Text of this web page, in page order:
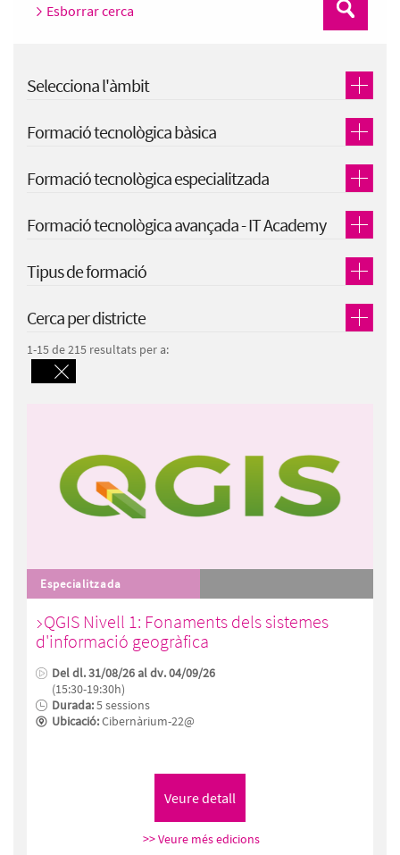
Cerca
Esborrar cerca
Selecciona l'àmbit
Formació tecnològica bàsica
Formació tecnològica especialitzada
Formació tecnològica avançada - IT Academy
Tipus de formació
Cerca per districte
1-15 de 215 resultats per a:
Especialitzada
QGIS Nivell 1: Fonaments dels sistemes
d'informació geogràfica
Del dl. 31/08/26 al dv. 04/09/26
(15:30-19:30h)
Durada:5 sessions
Ubicació:Cibernàrium-22@
>> Veure més edicions